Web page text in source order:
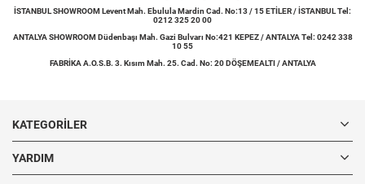
İSTANBUL SHOWROOM Levent Mah. Ebulula Mardin Cad. No:13 / 15 ETİLER / İSTANBUL Tel:
0212 325 20 00
ANTALYA SHOWROOM Düdenbaşı Mah. Gazi Bulvarı No:421 KEPEZ / ANTALYA Tel: 0242 338
10 55
FABRİKA A.O.S.B. 3. Kısım Mah. 25. Cad. No: 20 DÖŞEMEALTI / ANTALYA
KATEGORILER
YARDIM